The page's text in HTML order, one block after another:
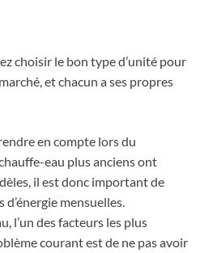
choisir le bon type d’unité pour
et chacun a ses propres
en compte lors du
eau plus anciens ont
il est donc important de
mensuelles.
l’un des facteurs les plus
courant est de ne pas avoir